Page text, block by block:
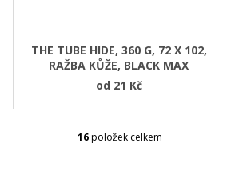
THE TUBE HIDE, 360 G, 72 X 102,
RAŽBA KŮŽE, BLACK MAX
od 21 Kč
O
16položek celkem